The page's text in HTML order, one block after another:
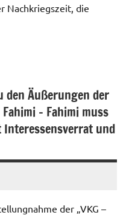
Nachkriegszeit, die
den Äußerungen der
– Fahimi muss
und
der „VKG –